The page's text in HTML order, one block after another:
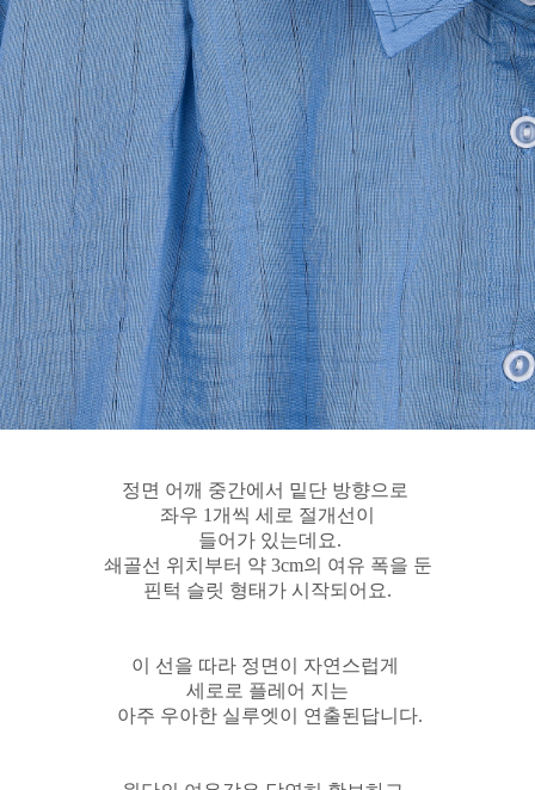
정면 어깨 중간에서 밑단 방향으로
좌우 1개씩 세로 절개선이
들어가 있는데요.
쇄골선 위치부터 약 3cm의 여유 폭을 둔
핀턱 슬릿 형태가 시작되어요.
이 선을 따라 정면이 자연스럽게
세로로 플레어 지는
아주 우아한 실루엣이 연출된답니다.